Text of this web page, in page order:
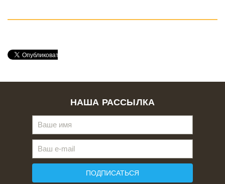
НАША РАССЫЛКА
ПОДПИСАТЬСЯ